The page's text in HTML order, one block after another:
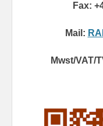
Fax:
Mail:
Mwst/VAT/